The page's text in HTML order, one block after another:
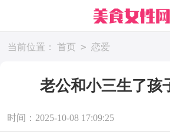
当前位置： 首页 > 恋爱
老公和小三生了孩
时间：2025-10-08 17:09:25